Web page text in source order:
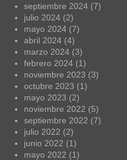
septiembre 2024 (7)
julio 2024 (2)
mayo 2024 (7)
abril 2024 (4)
marzo 2024 (3)
febrero 2024 (1)
noviembre 2023 (3)
octubre 2023 (1)
mayo 2023 (2)
noviembre 2022 (5)
septiembre 2022 (7)
julio 2022 (2)
junio 2022 (1)
mayo 2022 (1)